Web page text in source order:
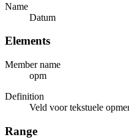
Name
Datum
Elements
Member name
opm
Definition
Veld voor tekstuele
Range